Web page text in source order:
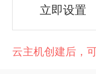
立即设置
云主机创建后，